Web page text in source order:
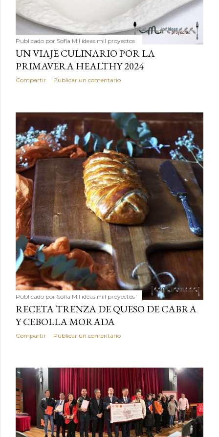
Publicado por Sofía Mil ideas mil proyectos
UN VIAJE CULINARIO POR LA
PRIMAVERA HEALTHY 2024
Compartir Publicar un comentario
Publicado por Sofía Mil ideas mil proyectos
RECETA TRENZA DE QUESO DE CABRA
Y CEBOLLA MORADA
Compartir Publicar un comentario